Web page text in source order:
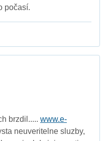
počasí.
brzdil..... www.e-
neuveritelne sluzby,